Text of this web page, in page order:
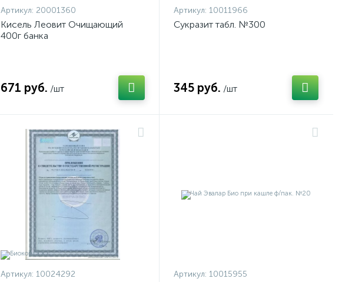
Артикул: 20001360
Кисель Леовит Очищающий
400г банка
671 руб. /шт
Артикул: 10011966
Сукразит табл. №300
345 руб. /шт
Артикул: 10024292 Артикул: 10015955